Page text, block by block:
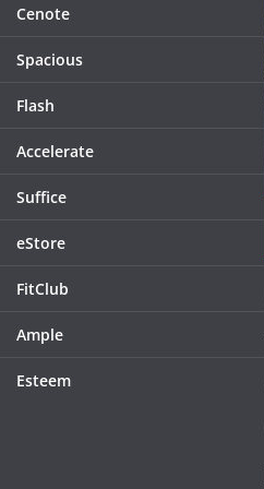
Cenote
Spacious
Flash
Accelerate
Suffice
eStore
FitClub
Ample
Esteem